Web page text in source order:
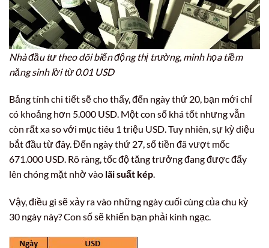
Nhà đầu tư theo dõi biến động thị trường, minh họa tiềm
năng sinh lời từ 0.01 USD
Bảng tính chi tiết sẽ cho thấy, đến ngày thứ 20, bạn mới chỉ
có khoảng hơn 5.000 USD. Một con số khá tốt nhưng vẫn
còn rất xa so với mục tiêu 1 triệu USD. Tuy nhiên, sự kỳ diệu
bắt đầu từ đây. Đến ngày thứ 27, số tiền đã vượt mốc
671.000 USD. Rõ ràng, tốc độ tăng trưởng đang được đẩy
lên chóng mặt nhờ vào lãi suất kép.
Vậy, điều gì sẽ xảy ra vào những ngày cuối cùng của chu kỳ
30 ngày này? Con số sẽ khiến bạn phải kinh ngạc.